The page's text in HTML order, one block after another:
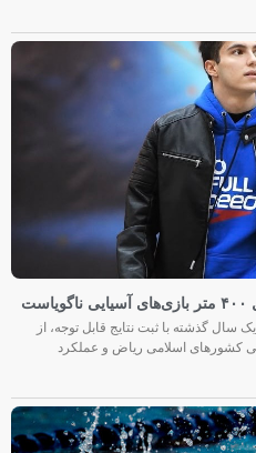
گذشته با ثبت نتایج قابل توجه، از
کشورهای اسلامی ریاض و عملکرد